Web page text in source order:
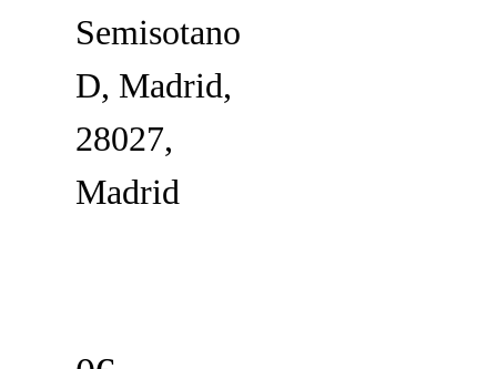
Semisotano
D, Madrid,
28027,
Madrid